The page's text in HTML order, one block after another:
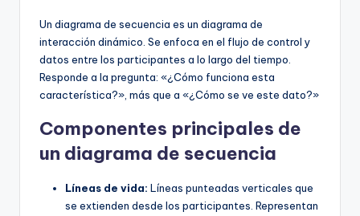
Un diagrama de secuencia es un diagrama de
interacción dinámico. Se enfoca en el flujo de control y
datos entre los participantes a lo largo del tiempo.
Responde a la pregunta: «¿Cómo funciona esta
característica?», más que a «¿Cómo se ve este dato?»
Componentes principales de
un diagrama de secuencia
Líneas de vida: Líneas punteadas verticales que
se extienden desde los participantes. Representan